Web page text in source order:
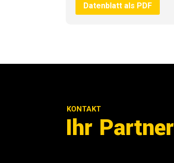
Datenblatt als PDF
KONTAKT
Ihr Partner